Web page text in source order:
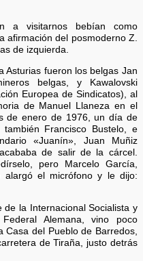
a visitarnos bebían como
afirmación del posmoderno Z.
de izquierda.
Asturias fueron los belgas Jan
belgas, y Kawalovski
Europea de Sindicatos), al
de Manuel Llaneza en el
de enero de 1976, un día de
Francisco Bustelo, e
«Juanín», Juan Muñiz
de salir de la cárcel.
pero Marcelo García,
el micrófono y le dijo:
de la Internacional Socialista y
Alemana, vino poco
Casa del Pueblo de Barredos,
de Tiraña, justo detrás